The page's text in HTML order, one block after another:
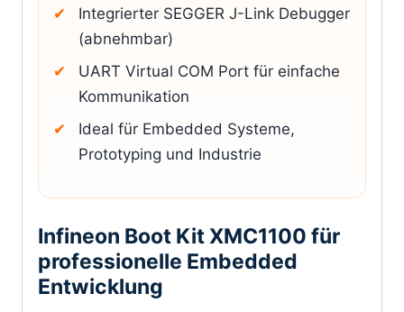
Integrierter SEGGER J-Link Debugger
(abnehmbar)
UART Virtual COM Port für einfache
Kommunikation
Ideal für Embedded Systeme,
Prototyping und Industrie
Infineon Boot Kit XMC1100 für
professionelle Embedded
Entwicklung